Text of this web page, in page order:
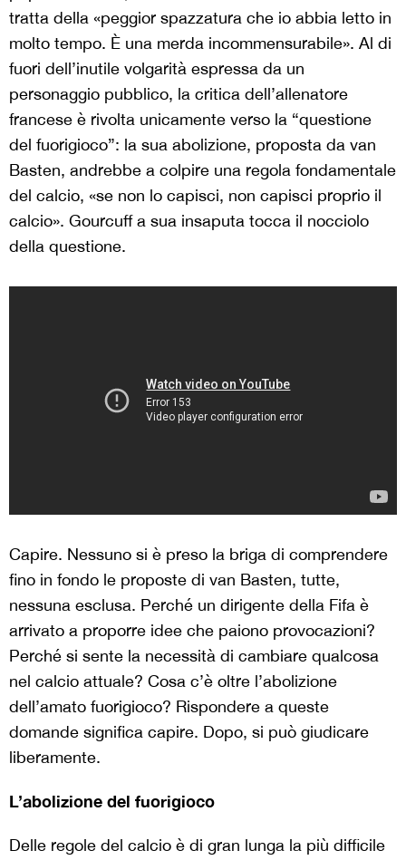
tratta della «peggior spazzatura che io abbia letto in
molto tempo. È una merda incommensurabile». Al di
fuori dell’inutile volgarità espressa da un
personaggio pubblico, la critica dell’allenatore
francese è rivolta unicamente verso la “questione
del fuorigioco”: la sua abolizione, proposta da van
Basten, andrebbe a colpire una regola fondamentale
del calcio, «se non lo capisci, non capisci proprio il
calcio». Gourcuff a sua insaputa tocca il nocciolo
della questione.
Capire. Nessuno si è preso la briga di comprendere
fino in fondo le proposte di van Basten, tutte,
nessuna esclusa. Perché un dirigente della Fifa è
arrivato a proporre idee che paiono provocazioni?
Perché si sente la necessità di cambiare qualcosa
nel calcio attuale? Cosa c’è oltre l’abolizione
dell’amato fuorigioco? Rispondere a queste
domande significa capire. Dopo, si può giudicare
liberamente.
L’abolizione del fuorigioco
Delle regole del calcio è di gran lunga la più difficile